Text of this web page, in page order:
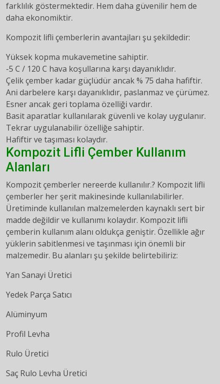
farklılık göstermektedir. Hem daha güvenilir hem de
daha ekonomiktir.
Kompozit lifli çemberlerin avantajları şu şekildedir:
Yüksek kopma mukavemetine sahiptir.
-5 C / 120 C hava koşullarına karşı dayanıklıdır.
Çelik çember kadar güçlüdür ancak % 75 daha hafiftir.
Ani darbelere karşı dayanıklıdır, paslanmaz ve çürümez.
Esner ancak geri toplama özelliği vardır.
Basit aparatlar kullanılarak güvenli ve kolay uygulanır.
Tekrar uygulanabilir özelliğe sahiptir.
Hafiftir ve taşıması kolaydır.
Kompozit Lifli Çember Kullanım
Alanları
Kompozit çemberler nereerde kullanılır.? Kompozit lifli
çemberler her şerit makinesinde kullanılabilirler.
Üretiminde kullanılan malzemelerden kaynaklı sert bir
madde değildir ve kullanımı kolaydır. Kompozit lifli
çemberin kullanım alanı oldukça geniştir. Özellikle ağır
yüklerin sabitlenmesi ve taşınması için önemli bir
malzemedir. Bu alanları şu şekilde belirtebiliriz:
Yan Sanayi Üretici
Yedek Parça Satıcı
Alüminyum
Profil Levha
Rulo Üretici
Saç Rulo Levha Üretici